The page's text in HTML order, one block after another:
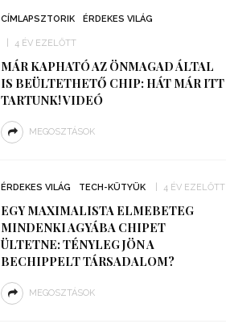
CÍMLAPSZTORIK ÉRDEKES VILÁG
4 ÉV EZELŐTT
MÁR KAPHATÓ AZ ÖNMAGAD ÁLTAL
IS BEÜLTETHETŐ CHIP: HÁT MÁR ITT
TARTUNK! VIDEÓ
MEGOSZTÁSOK
ÉRDEKES VILÁG TECH-KÜTYÜK 4 ÉV EZELŐTT
EGY MAXIMALISTA ELMEBETEG
MINDENKI AGYÁBA CHIPET
ÜLTETNE: TÉNYLEG JÖN A
BECHIPPELT TÁRSADALOM?
MEGOSZTÁSOK